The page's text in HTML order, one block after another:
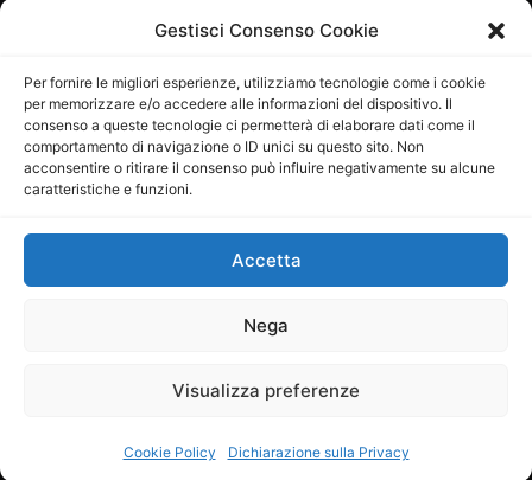
Gestisci Consenso Cookie
Per fornire le migliori esperienze, utilizziamo tecnologie come i cookie
per memorizzare e/o accedere alle informazioni del dispositivo. Il
consenso a queste tecnologie ci permetterà di elaborare dati come il
comportamento di navigazione o ID unici su questo sito. Non
acconsentire o ritirare il consenso può influire negativamente su alcune
caratteristiche e funzioni.
Accetta
Nega
Visualizza preferenze
Cookie Policy Dichiarazione sulla Privacy
29/09/2015
Direttore Editoriale: Maurizio Scaglione
Direttore Responsabile: Maria Calabrese
P.IVA: 06334930820
Mercurio Comunicazione Società Cooperativa a r.l. è
iscritta al Registro degli Operatori di Comunicazione al
Sito gestito daLa Digitale srl–info@ladigitale.it